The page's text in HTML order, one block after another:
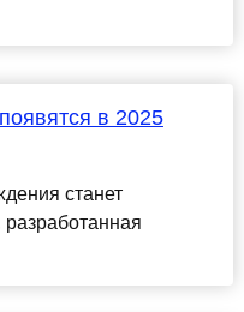
в 2025
станет